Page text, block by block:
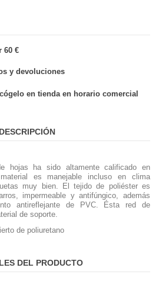
60 €
y devoluciones
en tienda en horario comercial
DESCRIPCIÓN
hojas ha sido altamente calificado en
es manejable incluso en clima
muy bien. El tejido de poliéster es
impermeable y antifúngico, además
antireflejante de PVC. Ésta red de
de soporte.
de poliuretano
DEL PRODUCTO